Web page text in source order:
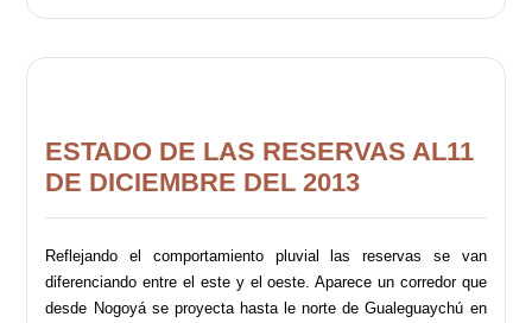
ESTADO DE LAS RESERVAS AL11
DE DICIEMBRE DEL 2013
Reflejando el comportamiento pluvial las reservas se van
diferenciando entre el este y el oeste. Aparece un corredor que
desde Nogoyá se proyecta hasta le norte de Gualeguaychú en